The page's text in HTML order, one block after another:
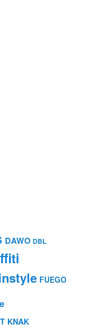
DAWO DBL
FUEGO
KNAK